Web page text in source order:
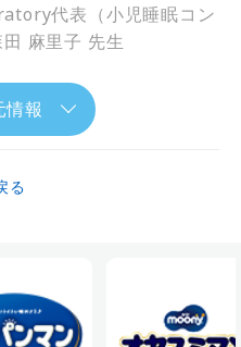
代表（小児睡眠コン
麻里子 先生
情報
る